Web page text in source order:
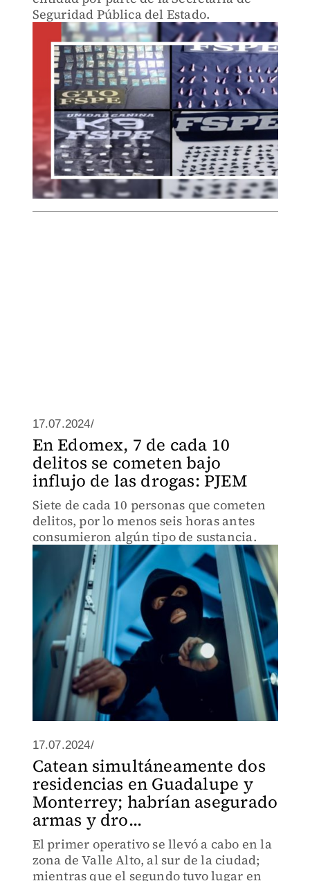
Seguridad Pública del Estado.
17.07.2024/
En Edomex, 7 de cada 10
delitos se cometen bajo
influjo de las drogas: PJEM
Siete de cada 10 personas que cometen
delitos, por lo menos seis horas antes
consumieron algún tipo de sustancia.
17.07.2024/
Catean simultáneamente dos
residencias en Guadalupe y
Monterrey; habrían asegurado
armas y dro...
El primer operativo se llevó a cabo en la
zona de Valle Alto, al sur de la ciudad;
mientras que el segundo tuvo lugar en